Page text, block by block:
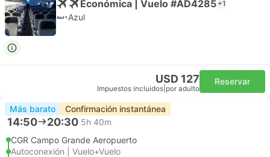
Económica | Vuelo #AD4285 +1
Azul
USD 127
Impuestos incluidos por adulto
Reservar
Más barato Confirmación instantánea
14:50 20:30 5h 40m
CGR Campo Grande Aeropuerto
Autoconexión | Vuelo+Vuelo